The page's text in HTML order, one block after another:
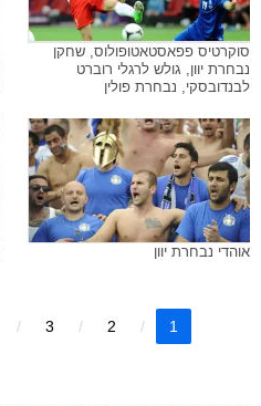
סוקרטיס פפאסטאטופולוס, שחקן
נבחרת יוון, גולש לרגלי רוברט
לבנדובסקי, נבחרת פולין
אוהדי נבחרת יוון
1
2
3